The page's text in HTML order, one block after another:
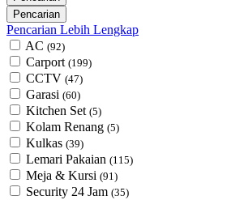
Pencarian Lebih Lengkap
AC (92)
Carport (199)
CCTV (47)
Garasi (60)
Kitchen Set (5)
Kolam Renang (5)
Kulkas (39)
Lemari Pakaian (115)
Meja & Kursi (91)
Security 24 Jam (35)